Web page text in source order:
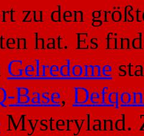
zu den
hat. Es
Gelredome
Base,
Mysteryland.